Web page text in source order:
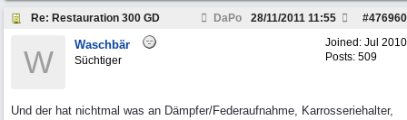
Re: Restauration 300 GD DaPo #476960
28/11/2011 11:55
Joined: Jul 2010
Posts: 509
W Waschbär
Süchtiger
Und der hat nichtmal was an Dämpfer/Federaufnahme, Karrosseriehalter,